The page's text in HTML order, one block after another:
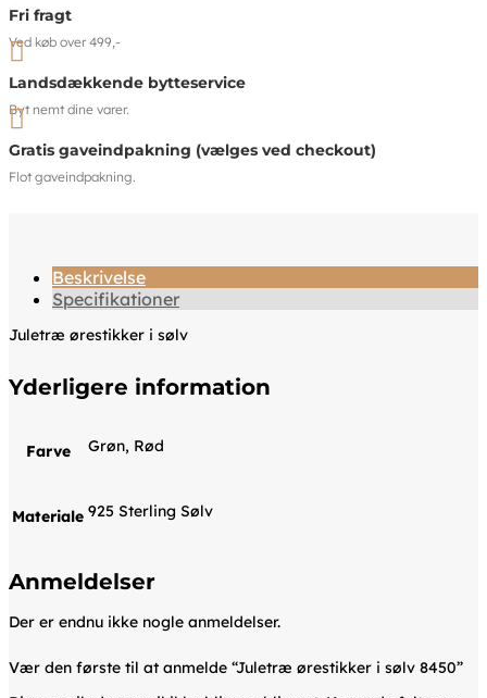
Fri fragt
Ved køb over 499,-

Landsdækkende bytteservice
Byt nemt dine varer.

Gratis gaveindpakning (vælges ved checkout)
Flot gaveindpakning.
Beskrivelse
Specifikationer
Juletræ ørestikker i sølv
Yderligere information
Farve Grøn, Rød
Materiale 925 Sterling Sølv
Anmeldelser
Der er endnu ikke nogle anmeldelser.
Vær den første til at anmelde “Juletræ ørestikker i sølv 8450”